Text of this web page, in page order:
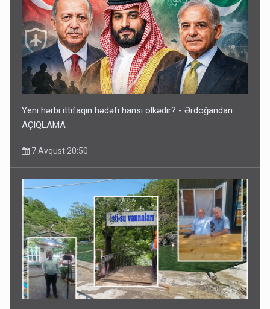
Yeni hərbi ittifaqın hədəfi hansı ölkədir? - Ərdoğandan
AÇIQLAMA
7 Avqust 20:50